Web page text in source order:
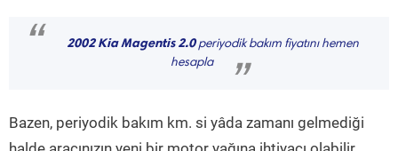
“ 2002 Kia Magentis 2.0periyodik bakım fiyatını hemen
hesapla
”
Bazen, periyodik bakım km. si yâda zamanı gelmediği